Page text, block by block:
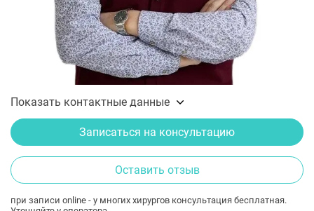
Показать контактные данные
Записаться на консультацию
Оставить отзыв
при записи online - у многих хирургов консультация бесплатная.